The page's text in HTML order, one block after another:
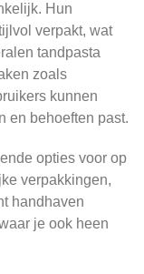
Hun
verpakt, wat
tandpasta
zoals
kunnen
en behoeften past.
opties voor op
verpakkingen,
handhaven
je ook heen